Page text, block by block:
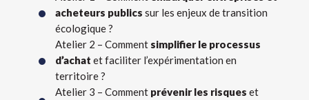
acheteurs publics sur les enjeux de transition
écologique ?
Atelier 2 – Comment simplifier le processus
d’achat et faciliter l’expérimentation en
territoire ?
Atelier 3 – Comment prévenir les risques et